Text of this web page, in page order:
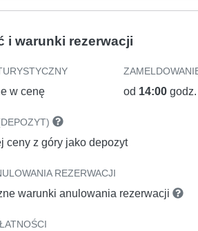
i warunki rezerwacji
w cenę od 14:00 godz.
ceny z góry jako depozyt
REZERWACJI
warunki anulowania rezerwacji